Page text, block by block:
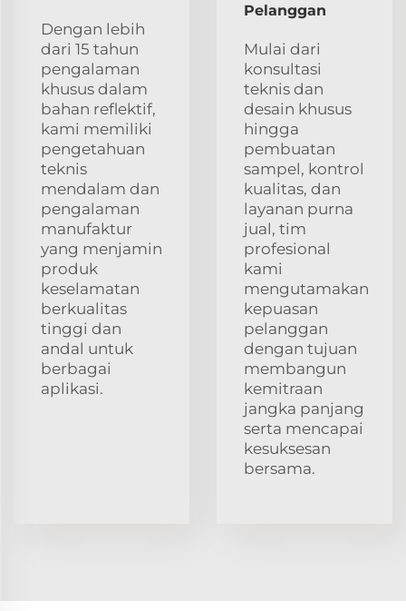
Dengan lebih
dari 15 tahun
pengalaman
khusus dalam
bahan reflektif,
kami memiliki
pengetahuan
teknis
mendalam dan
pengalaman
manufaktur
yang menjamin
produk
keselamatan
berkualitas
tinggi dan
andal untuk
berbagai
aplikasi.
Pelanggan
Mulai dari
konsultasi
teknis dan
desain khusus
hingga
pembuatan
sampel, kontrol
kualitas, dan
layanan purna
jual, tim
profesional
kami
mengutamakan
kepuasan
pelanggan
dengan tujuan
membangun
kemitraan
jangka panjang
serta mencapai
kesuksesan
bersama.